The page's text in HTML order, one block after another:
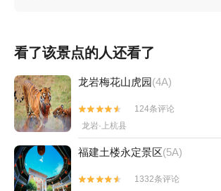
看了该景点的人还看了
龙岩梅花山虎园(4A)


124条评论
龙岩·上杭县
福建土楼永定景区(5A)


1332条评论